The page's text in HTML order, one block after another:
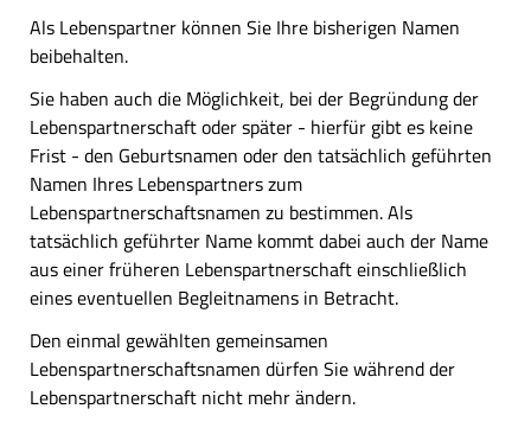
Als Lebenspartner können Sie Ihre bisherigen Namen
beibehalten.
Sie haben auch die Möglichkeit, bei der Begründung der
Lebenspartnerschaft oder später - hierfür gibt es keine
Frist - den Geburtsnamen oder den tatsächlich geführten
Namen Ihres Lebenspartners zum
Lebenspartnerschaftsnamen zu bestimmen. Als
tatsächlich geführter Name kommt dabei auch der Name
aus einer früheren Lebenspartnerschaft einschließlich
eines eventuellen Begleitnamens in Betracht.
Den einmal gewählten gemeinsamen
Lebenspartnerschaftsnamen dürfen Sie während der
Lebenspartnerschaft nicht mehr ändern.